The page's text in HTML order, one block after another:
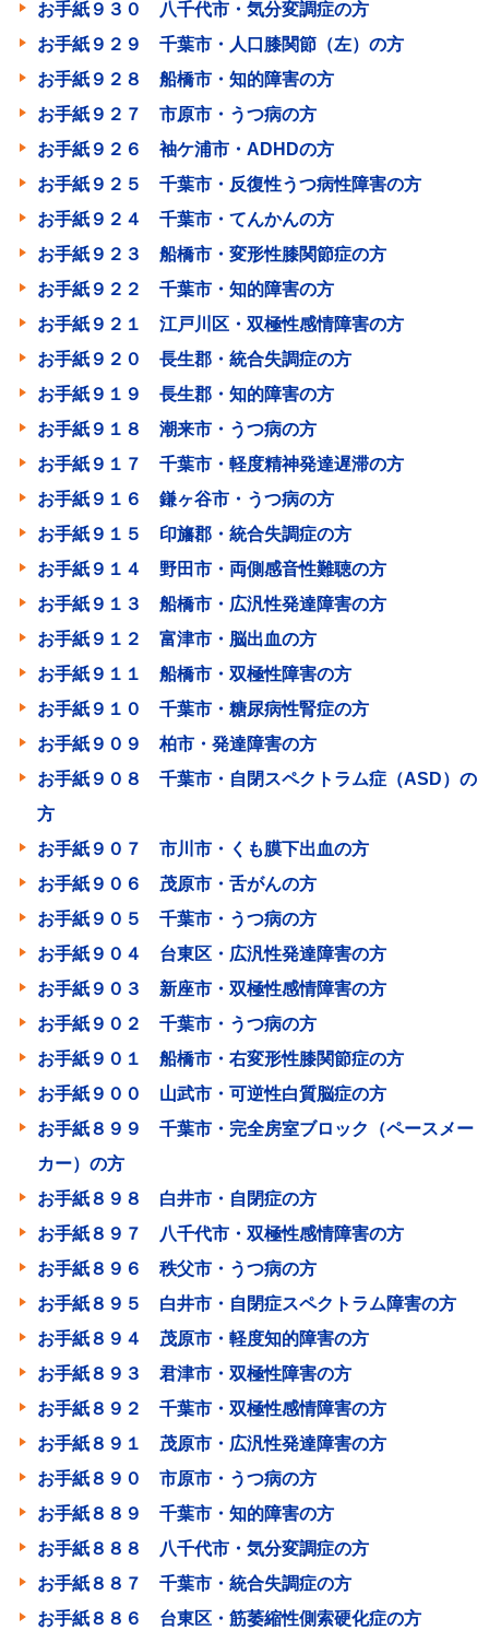
お手紙９３０ 八千代市・気分変調症の方
お手紙９２９ 千葉市・人口膝関節（左）の方
お手紙９２８ 船橋市・知的障害の方
お手紙９２７ 市原市・うつ病の方
お手紙９２６ 袖ケ浦市・ADHDの方
お手紙９２５ 千葉市・反復性うつ病性障害の方
お手紙９２４ 千葉市・てんかんの方
お手紙９２３ 船橋市・変形性膝関節症の方
お手紙９２２ 千葉市・知的障害の方
お手紙９２１ 江戸川区・双極性感情障害の方
お手紙９２０ 長生郡・統合失調症の方
お手紙９１９ 長生郡・知的障害の方
お手紙９１８ 潮来市・うつ病の方
お手紙９１７ 千葉市・軽度精神発達遅滞の方
お手紙９１６ 鎌ヶ谷市・うつ病の方
お手紙９１５ 印旛郡・統合失調症の方
お手紙９１４ 野田市・両側感音性難聴の方
お手紙９１３ 船橋市・広汎性発達障害の方
お手紙９１２ 富津市・脳出血の方
お手紙９１１ 船橋市・双極性障害の方
お手紙９１０ 千葉市・糖尿病性腎症の方
お手紙９０９ 柏市・発達障害の方
お手紙９０８ 千葉市・自閉スペクトラム症（ASD）の
方
お手紙９０７ 市川市・くも膜下出血の方
お手紙９０６ 茂原市・舌がんの方
お手紙９０５ 千葉市・うつ病の方
お手紙９０４ 台東区・広汎性発達障害の方
お手紙９０３ 新座市・双極性感情障害の方
お手紙９０２ 千葉市・うつ病の方
お手紙９０１ 船橋市・右変形性膝関節症の方
お手紙９００ 山武市・可逆性白質脳症の方
お手紙８９９ 千葉市・完全房室ブロック（ペースメー
カー）の方
お手紙８９８ 白井市・自閉症の方
お手紙８９７ 八千代市・双極性感情障害の方
お手紙８９６ 秩父市・うつ病の方
お手紙８９５ 白井市・自閉症スペクトラム障害の方
お手紙８９４ 茂原市・軽度知的障害の方
お手紙８９３ 君津市・双極性障害の方
お手紙８９２ 千葉市・双極性感情障害の方
お手紙８９１ 茂原市・広汎性発達障害の方
お手紙８９０ 市原市・うつ病の方
お手紙８８９ 千葉市・知的障害の方
お手紙８８８ 八千代市・気分変調症の方
お手紙８８７ 千葉市・統合失調症の方
お手紙８８６ 台東区・筋萎縮性側索硬化症の方